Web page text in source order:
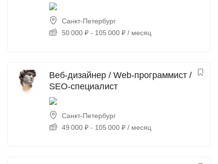
Санкт-Петербург
50 000 ₽ - 105 000 ₽ / месяц
Веб-дизайнер / Web-программист /
SEO-специалист
Санкт-Петербург
49 000 ₽ - 105 000 ₽ / месяц